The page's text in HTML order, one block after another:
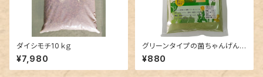
ダイシモチ10ｋｇ
¥7,980
グリーンタイプの菌ちゃんげんき
っこ：クリックポストで発送
¥880